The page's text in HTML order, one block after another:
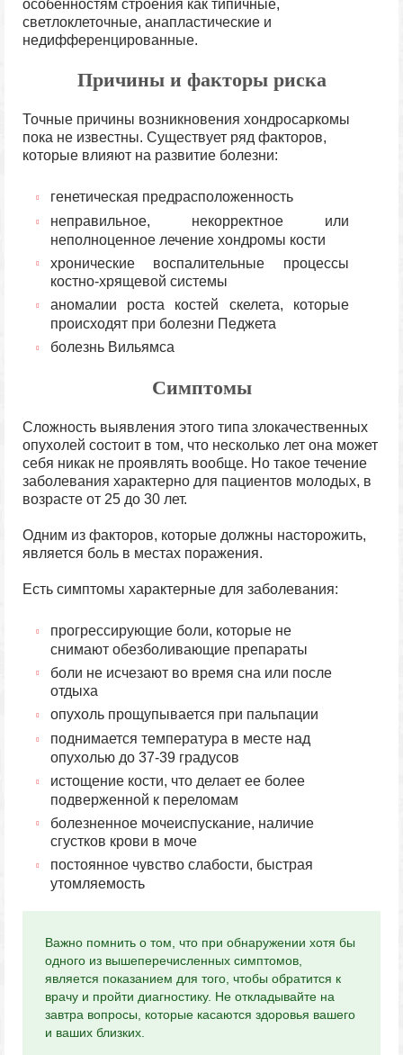
особенностям строения как типичные,
светлоклеточные, анапластические и
недифференцированные.
Причины и факторы риска
Точные причины возникновения хондросаркомы
пока не известны. Существует ряд факторов,
которые влияют на развитие болезни:
генетическая предрасположенность
неправильное, некорректное или
неполноценное лечение хондромы кости
хронические воспалительные процессы
костно-хрящевой системы
аномалии роста костей скелета, которые
происходят при болезни Педжета
болезнь Вильямса
Симптомы
Сложность выявления этого типа злокачественных
опухолей состоит в том, что несколько лет она может
себя никак не проявлять вообще. Но такое течение
заболевания характерно для пациентов молодых, в
возрасте от 25 до 30 лет.
Одним из факторов, которые должны насторожить,
является боль в местах поражения.
Есть симптомы характерные для заболевания:
прогрессирующие боли, которые не
снимают обезболивающие препараты
боли не исчезают во время сна или после
отдыха
опухоль прощупывается при пальпации
поднимается температура в месте над
опухолью до 37-39 градусов
истощение кости, что делает ее более
подверженной к переломам
болезненное мочеиспускание, наличие
сгустков крови в моче
постоянное чувство слабости, быстрая
утомляемость
Важно помнить о том, что при обнаружении хотя бы
одного из вышеперечисленных симптомов,
является показанием для того, чтобы обратится к
врачу и пройти диагностику. Не откладывайте на
завтра вопросы, которые касаются здоровья вашего
и ваших близких.